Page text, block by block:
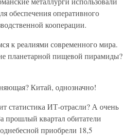
обеспечения оперативного
кооперации.
к реалиями современного мира.
планетарной пищевой пирамиды?
Китай, однозначно!
статистика ИТ-отрасли? А очень
прошлый квартал обитатели
приобрели 18,5